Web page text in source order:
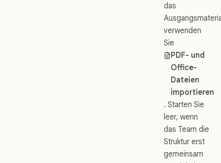
das
verwenden
Sie
PDF- und
Office-
Dateien
importieren
. Starten Sie
leer, wenn
das Team die
Struktur erst
gemeinsam